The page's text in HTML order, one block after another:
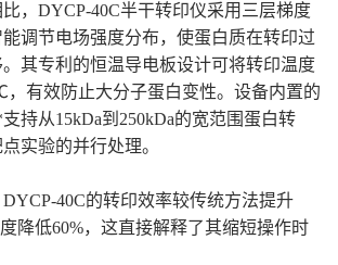
，DYCP-40C半干转印仪采用三层梯度
调节电场强度分布，使蛋白质在转印过
其专利的恒温导电板设计可将转印温度
有效防止大分子蛋白变性。设备内置的
持从15kDa到250kDa的宽范围蛋白转
实验的并行处理。
40C的转印效率较传统方法提升
降低60%，这直接解释了其缩短操作时